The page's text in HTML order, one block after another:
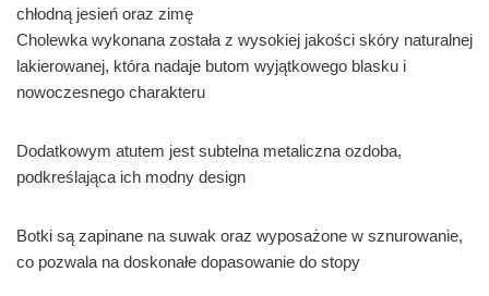
chłodną jesień oraz zimę
Cholewka wykonana została z wysokiej jakości skóry naturalnej
lakierowanej, która nadaje butom wyjątkowego blasku i
nowoczesnego charakteru
Dodatkowym atutem jest subtelna metaliczna ozdoba,
podkreślająca ich modny design
Botki są zapinane na suwak oraz wyposażone w sznurowanie,
co pozwala na doskonałe dopasowanie do stopy